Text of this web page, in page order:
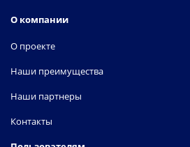
О компании
О проекте
Наши преимущества
Наши партнеры
Контакты